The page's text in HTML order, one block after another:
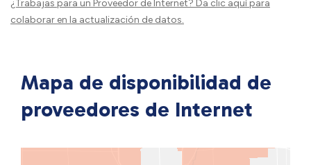
¿Trabajas para un Proveedor de Internet? Da clic aquípara
colaborar en la actualización de datos.
Mapa de disponibilidad de
proveedores de Internet